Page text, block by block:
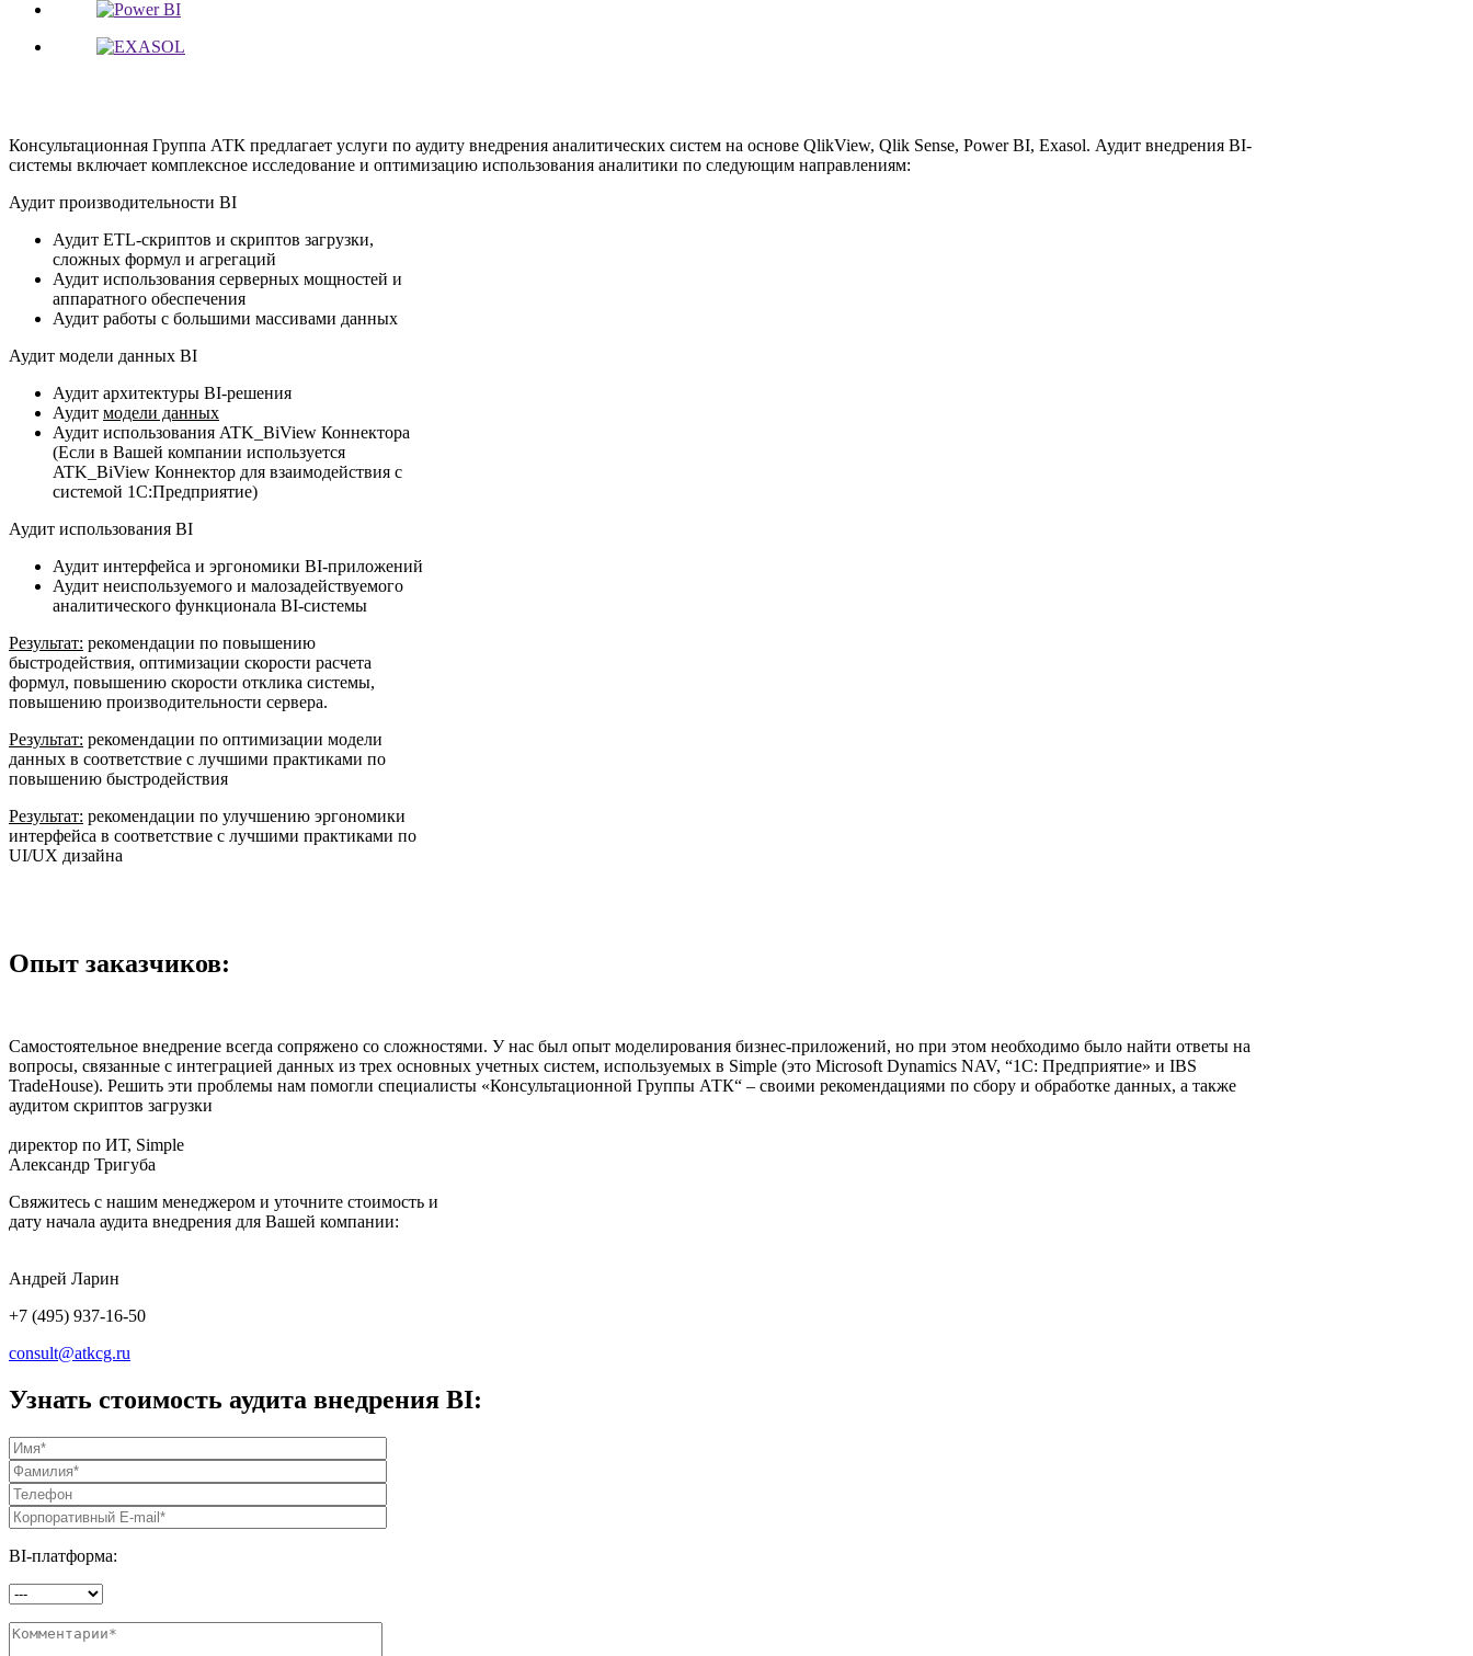
Консультационная Группа АТК предлагает услуги по аудиту внедрения аналитических систем на основе QlikView, Qlik Sense, Power BI, Exasol. Аудит внедрения BI-
системы включает комплексное исследование и оптимизацию использования аналитики по следующим направлениям:
Аудит производительности BI
Аудит ETL-скриптов и скриптов загрузки,
сложных формул и агрегаций
Аудит использования серверных мощностей и
аппаратного обеспечения
Аудит работы с большими массивами данных
Аудит модели данных BI
Аудит архитектуры BI-решения
Аудит модели данных
Аудит использования ATK_BiView Коннектора
(Если в Вашей компании используется
ATK_BiView Коннектор для взаимодействия с
системой 1С:Предприятие)
Аудит использования BI
Аудит интерфейса и эргономики BI-приложений
Аудит неиспользуемого и малозадействуемого
аналитического функционала BI-системы
Результат: рекомендации по повышению
быстродействия, оптимизации скорости расчета
формул, повышению скорости отклика системы,
повышению производительности сервера.
Результат: рекомендации по оптимизации модели
данных в соответствие с лучшими практиками по
повышению быстродействия
Результат: рекомендации по улучшению эргономики
интерфейса в соответствие с лучшими практиками по
UI/UX дизайна
Опыт заказчиков:
Самостоятельное внедрение всегда сопряжено со сложностями. У нас был опыт моделирования бизнес-приложений, но при этом необходимо было найти ответы на
вопросы, связанные с интеграцией данных из трех основных учетных систем, используемых в Simple (это Microsoft Dynamics NAV, “1С: Предприятие» и IBS
TradeHouse). Решить эти проблемы нам помогли специалисты «Консультационной Группы АТК“ – своими рекомендациями по сбору и обработке данных, а также
аудитом скриптов загрузки
директор по ИТ, Simple
Александр Тригуба
Свяжитесь с нашим менеджером и уточните стоимость и
дату начала аудита внедрения для Вашей компании:
Андрей Ларин
+7 (495) 937-16-50
consult@atkcg.ru
Узнать стоимость аудита внедрения BI:
BI-платформа: